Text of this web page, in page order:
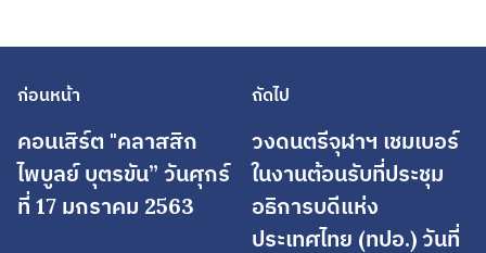
ก่อนหน้า
คอนเสิร์ต "คลาสสิก
ไพบูลย์ บุตรขัน” วันศุกร์
ที่ 17 มกราคม 2563
ถัดไป
วงดนตรีจุฬาฯ เชมเบอร์
ในงานต้อนรับที่ประชุม
อธิการบดีแห่ง
ประเทศไทย (ทปอ.) วันที่